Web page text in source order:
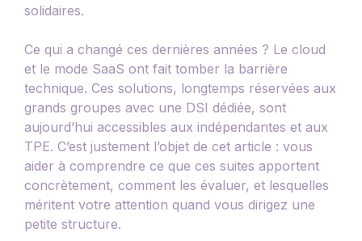
solidaires.
Ce qui a changé ces dernières années ? Le cloud
et le mode SaaS ont fait tomber la barrière
technique. Ces solutions, longtemps réservées aux
grands groupes avec une DSI dédiée, sont
aujourd’hui accessibles aux indépendantes et aux
TPE. C’est justement l’objet de cet article : vous
aider à comprendre ce que ces suites apportent
concrètement, comment les évaluer, et lesquelles
méritent votre attention quand vous dirigez une
petite structure.